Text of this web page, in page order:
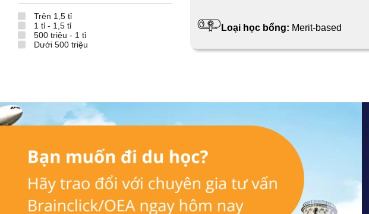
Trên 1,5 tỉ
1 tỉ - 1,5 tỉ
500 triệu - 1 tỉ
Dưới 500 triệu
Loại học bổng: Merit-based